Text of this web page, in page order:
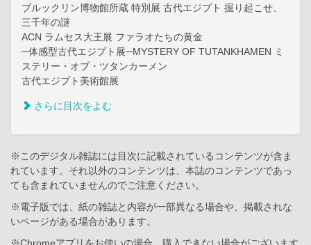
ブルックリン博物館所蔵 特別展 古代エジプト 掘り起こせ、
三千年の謎
ACN ラムセス大王展 ファラオたちの黄金
─体感型古代エジプト展─MYSTERY OF TUTANKHAMEN ミ
ステリー・オブ・ツタンカーメン
古代エジプト美術館展
さらに目次をよむ
※このデジタル雑誌には目次に記載されているコンテンツが含ま
れています。それ以外のコンテンツは、本誌のコンテンツであっ
ても含まれていませんのでご注意ください。
※電子版では、紙の雑誌と内容が一部異なる場合や、掲載されな
いページがある場合があります。